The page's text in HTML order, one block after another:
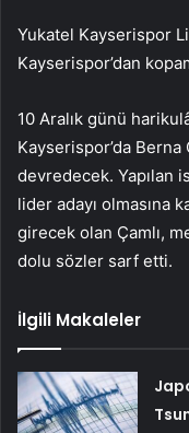
Yukatel Kayserispor
Kayserispor’dan
10 Aralık günü
Kayserispor’da Berna
devredecek. Yapılan
lider adayı olmasına
girecek olan Çamlı,
dolu sözler sarf etti.
İlgili Makaleler